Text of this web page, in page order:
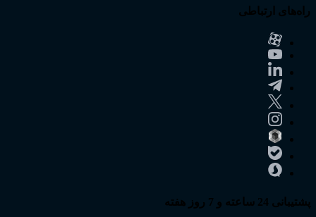
راه‌های ارتباطی
پشتیبانی 24 ساعته و 7 روز هفته